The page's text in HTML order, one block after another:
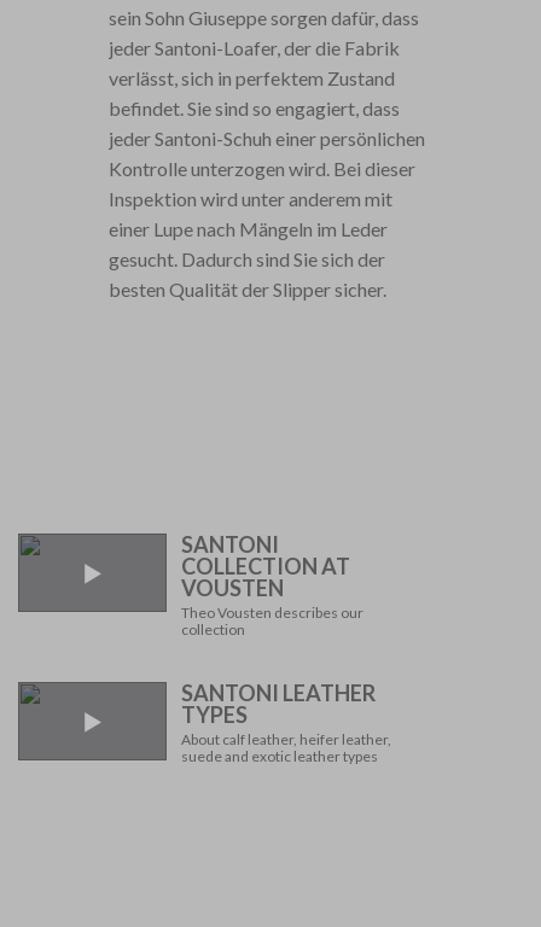
sein Sohn Giuseppe sorgen dafür, dass
jeder Santoni-Loafer, der die Fabrik
verlässt, sich in perfektem Zustand
befindet. Sie sind so engagiert, dass
jeder Santoni-Schuh einer persönlichen
Kontrolle unterzogen wird. Bei dieser
Inspektion wird unter anderem mit
einer Lupe nach Mängeln im Leder
gesucht. Dadurch sind Sie sich der
besten Qualität der Slipper sicher.
SANTONI
COLLECTION AT
VOUSTEN
Theo Vousten describes our
collection
SANTONI LEATHER
TYPES
About calf leather, heifer leather,
suede and exotic leather types